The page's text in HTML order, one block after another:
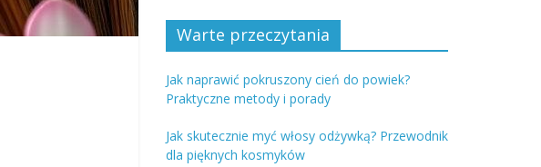
Warte przeczytania
Jak naprawić pokruszony cień do powiek?
Praktyczne metody i porady
Jak skutecznie myć włosy odżywką? Przewodnik
dla pięknych kosmyków